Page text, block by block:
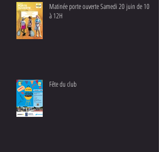
Matinée porte ouverte Samedi 20 juin de 10H
à 12H
Fête du club